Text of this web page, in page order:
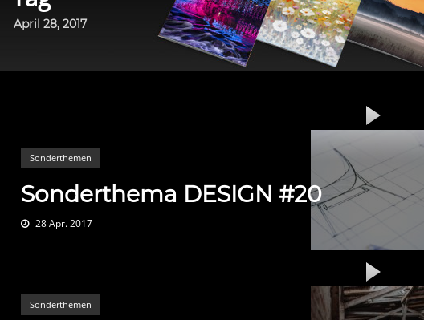
April 28, 2017
Sonderthemen
Sonderthema DESIGN #20
28 Apr. 2017
Sonderthemen